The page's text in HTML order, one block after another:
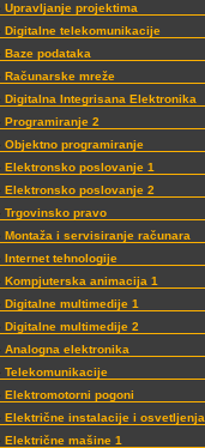
Upravljanje projektima
Digitalne telekomunikacije
Baze podataka
Računarske mreže
Digitalna Integrisana Elektronika
Programiranje 2
Objektno programiranje
Elektronsko poslovanje 1
Elektronsko poslovanje 2
Trgovinsko pravo
Montaža i servisiranje računara
Internet tehnologije
Kompjuterska animacija 1
Digitalne multimedije 1
Digitalne multimedije 2
Analogna elektronika
Telekomunikacije
Elektromotorni pogoni
Električne instalacije i osvetljenja
Električne mašine 1